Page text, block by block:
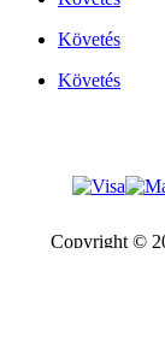
Követés
Követés
Copyright ©